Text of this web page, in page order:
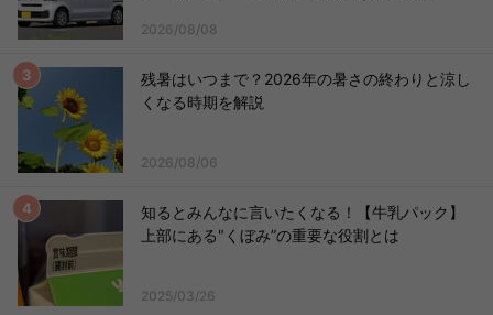
2026/08/08
残暑はいつまで？2026年の暑さの終わりと涼し
くなる時期を解説
2026/08/06
知るとみんなに言いたくなる！【牛乳パック】
上部にある"くぼみ”の重要な役割とは
2025/03/26